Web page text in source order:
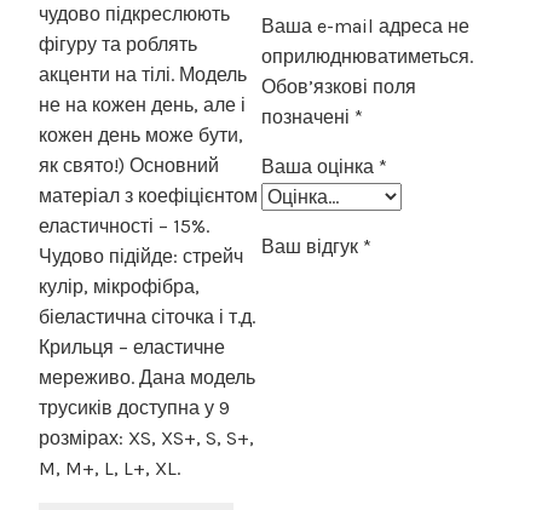
чудово підкреслюють
фігуру та роблять
акценти на тілі. Модель
не на кожен день, але і
кожен день може бути,
як свято!) Основний
матеріал з коефіцієнтом
еластичності – 15%.
Чудово підійде: стрейч
кулір, мікрофібра,
біеластична сіточка і т.д.
Крильця – еластичне
мереживо. Дана модель
трусиків доступна у 9
розмірах: XS, XS+, S, S+,
M, M+, L, L+, XL.
Ваша e-mail адреса не
оприлюднюватиметься.
Обов’язкові поля
позначені *
Ваша оцінка *
Ваш відгук *